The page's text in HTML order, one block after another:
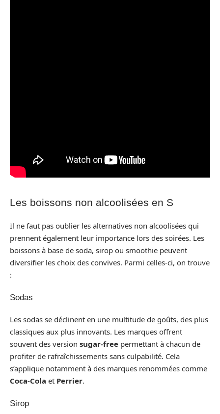
Les boissons non alcoolisées en S
Il ne faut pas oublier les alternatives non alcoolisées qui
prennent également leur importance lors des soirées. Les
boissons à base de soda, sirop ou smoothie peuvent
diversifier les choix des convives. Parmi celles-ci, on trouve
:
Sodas
Les sodas se déclinent en une multitude de goûts, des plus
classiques aux plus innovants. Les marques offrent
souvent des version sugar-free permettant à chacun de
profiter de rafraîchissements sans culpabilité. Cela
s’applique notamment à des marques renommées comme
Coca-Cola et Perrier.
Sirop